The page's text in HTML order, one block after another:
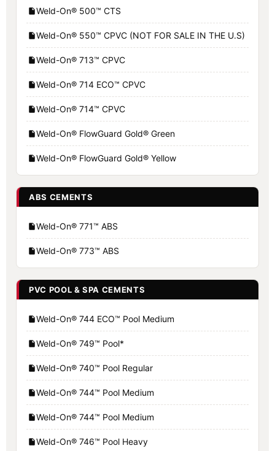
Weld-On® 500™ CTS
Weld-On® 550™ CPVC (NOT FOR SALE IN THE U.S)
Weld-On® 713™ CPVC
Weld-On® 714 ECO™ CPVC
Weld-On® 714™ CPVC
Weld-On® FlowGuard Gold® Green
Weld-On® FlowGuard Gold® Yellow
ABS CEMENTS
Weld-On® 771™ ABS
Weld-On® 773™ ABS
PVC POOL & SPA CEMENTS
Weld-On® 744 ECO™ Pool Medium
Weld-On® 749™ Pool*
Weld-On® 740™ Pool Regular
Weld-On® 744™ Pool Medium
Weld-On® 744™ Pool Medium
Weld-On® 746™ Pool Heavy